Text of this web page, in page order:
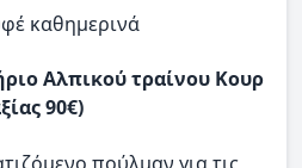
καθημερινά
Αλπικού τραίνου Κουρ
90€)
πούλμαν για τις